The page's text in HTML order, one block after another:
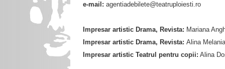
e-mail: agentiadebilete@teatruploiesti.ro
Impresar artistic Drama, Revista: Mariana
Impresar artistic Drama, Revista: Alina
Impresar artistic Teatrul pentru copii: Alina